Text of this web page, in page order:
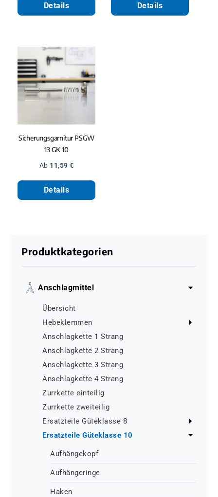
Details Details
Sicherungsgarnitur PSGW
13 GK 10
Regulärer Preis:
Ab 11,59 €
Details
Produktkategorien
Anschlagmittel
Übersicht
Hebeklemmen
Anschlagkette 1 Strang
Anschlagkette 2 Strang
Anschlagkette 3 Strang
Anschlagkette 4 Strang
Zurrkette einteilig
Zurrkette zweiteilig
Ersatzteile Güteklasse 8
Ersatzteile Güteklasse 10
Aufhängekopf
Aufhängeringe
Haken